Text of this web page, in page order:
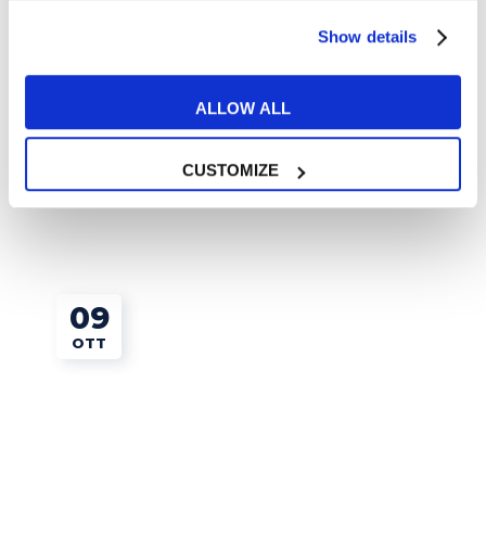
Show details
ALLOW ALL
CUSTOMIZE
È Amsterdam la città più tecnologica in
Europa: sei pronto a partire?
READ MORE
09
OTT